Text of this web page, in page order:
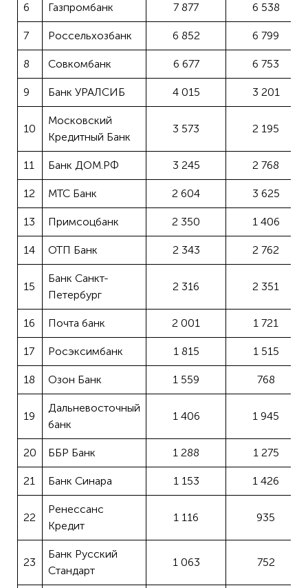
6 Газпромбанк 7 877 6 538
7 Россельхозбанк 6 852 6 799
8 Совкомбанк 6 677 6 753
9 Банк УРАЛСИБ 4 015 3 201
10
Московский
Кредитный Банк
3 573 2 195
11 Банк ДОМ.РФ 3 245 2 768
12 МТС Банк 2 604 3 625
13 Примсоцбанк 2 350 1 406
14 ОТП Банк 2 343 2 762
15
Банк Санкт-
Петербург
2 316 2 351
16 Почта банк 2 001 1 721
17 Росэксимбанк 1 815 1 515
18 Озон Банк 1 559 768
19
Дальневосточный
банк
1 406 1 945
20 ББР Банк 1 288 1 275
21 Банк Синара 1 153 1 426
22
Ренессанс
Кредит
1 116 935
23
Банк Русский
Стандарт
1 063 752